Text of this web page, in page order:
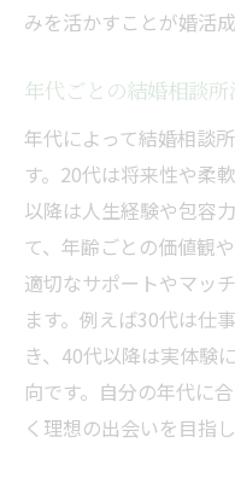
みを活かすことが婚活
年代ごとの結婚相談
年代によって結婚相談
す。20代は将来性や柔
以降は人生経験や包容
て、年齢ごとの価値観
適切なサポートやマッ
ます。例えば30代は仕
き、40代以降は実体験
向です。自分の年代に
く理想の出会いを目指